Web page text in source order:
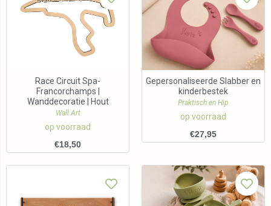
Race Circuit Spa-
Francorchamps |
Wanddecoratie | Hout
Wall Art
op voorraad
€18,50
Gepersonaliseerde Slabber en
kinderbestek
Praktisch en Hip
op voorraad
€27,95